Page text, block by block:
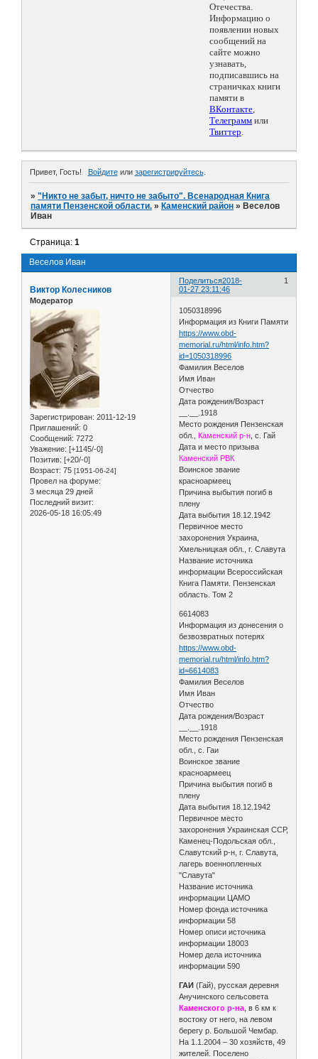
Отечества.
Информацию о
появлении новых
сообщений на
сайте можно
узнавать,
подписавшись на
страничках книги
памяти в
ВКонтакте,
Телеграмм или
Твиттер.
Привет, Гость! Войдитеили зарегистрируйтесь.
»"Никто не забыт, ничто не забыто". Всенародная Книга
памяти Пензенской области. » Каменский район » Веселов
Иван
Веселов Иван
Страница:1
Поделиться 1
2018-
01-27 23:11:46
Виктор Колесников
Модератор
Зарегистрирован: 2011-12-19
Приглашений: 0
Сообщений: 7272
Уважение: [+1145/-0]
Позитив: [+20/-0]
Возраст: 75 [1951-06-24]
Провел на форуме:
3 месяца 29 дней
Последний визит:
2026-05-18 16:05:49
1050318996
Информация из Книги Памяти
https://www.obd-
memorial.ru/html/info.htm?
id=1050318996
Фамилия Веселов
Имя Иван
Отчество
Дата рождения/Возраст
__.__.1918
Место рождения Пензенская
обл.,
Каменский р-н , с. Гай
Дата и место призыва
Каменский РВК
Воинское звание
красноармеец
Причина выбытия погиб в
плену
Дата выбытия 18.12.1942
Первичное место
захоронения Украина,
Хмельницкая обл., г. Славута
Название источника
информации Всероссийская
Книга Памяти. Пензенская
область. Том 2
6614083
Информация из донесения о
безвозвратных потерях
https://www.obd-
memorial.ru/html/info.htm?
id=6614083
Фамилия Веселов
Имя Иван
Отчество
Дата рождения/Возраст
__.__.1918
Место рождения Пензенская
обл., с. Гаи
Воинское звание
красноармеец
Причина выбытия погиб в
плену
Дата выбытия 18.12.1942
Первичное место
захоронения Украинская ССР,
Каменец-Подольская обл.,
Славутский р-н, г. Славута,
лагерь военнопленных
"Славута"
Название источника
информации ЦАМО
Номер фонда источника
информации 58
Номер описи источника
информации 18003
Номер дела источника
информации 590
ГАИ (Гай), русская деревня
Анучинского сельсовета
Каменского р-на , в 6 км к
востоку от него, на левом
берегу р. Большой Чембар.
На 1.1.2004 – 30 хозяйств, 49
жителей. Поселено